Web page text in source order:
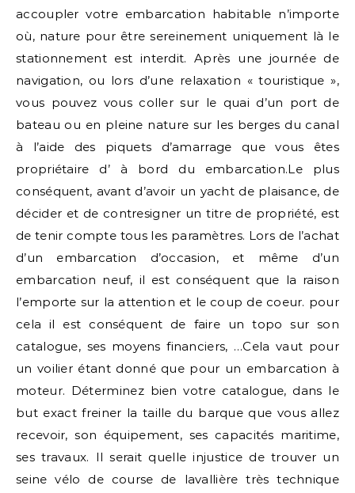
accoupler votre embarcation habitable n’importe
où, nature pour être sereinement uniquement là le
stationnement est interdit. Après une journée de
navigation, ou lors d’une relaxation « touristique »,
vous pouvez vous coller sur le quai d’un port de
bateau ou en pleine nature sur les berges du canal
à l’aide des piquets d’amarrage que vous êtes
propriétaire d’ à bord du embarcation.Le plus
conséquent, avant d’avoir un yacht de plaisance, de
décider et de contresigner un titre de propriété, est
de tenir compte tous les paramètres. Lors de l’achat
d’un embarcation d’occasion, et même d’un
embarcation neuf, il est conséquent que la raison
l’emporte sur la attention et le coup de coeur. pour
cela il est conséquent de faire un topo sur son
catalogue, ses moyens financiers, …Cela vaut pour
un voilier étant donné que pour un embarcation à
moteur. Déterminez bien votre catalogue, dans le
but exact freiner la taille du barque que vous allez
recevoir, son équipement, ses capacités maritime,
ses travaux. Il serait quelle injustice de trouver un
seine vélo de course de lavallière très technique